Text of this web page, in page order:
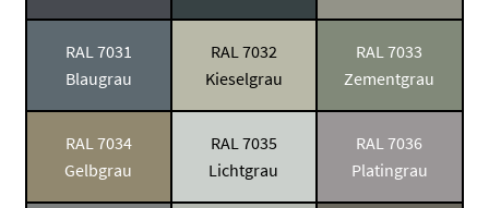
RAL 7031
Blaugrau
RAL 7032
Kieselgrau
RAL 7033
Zementgrau
RAL 7034
Gelbgrau
RAL 7035
Lichtgrau
RAL 7036
Platingrau